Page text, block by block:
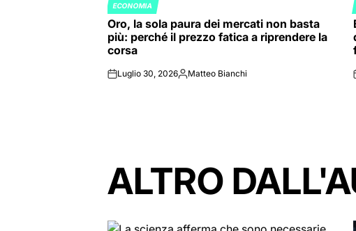
POSTED
IN
ECONOMIA
Oro, la sola paura dei mercati non basta
più: perché il prezzo fatica a riprendere la
corsa
onLuglio 30, 2026Posted
Matteo Bianchi
ALTRO